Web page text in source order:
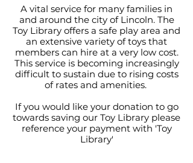
A vital service for many families in
and around the city of Lincoln. The
Toy Library offers a safe play area and
an extensive variety of toys that
members can hire at a very low cost.
This service is becoming increasingly
difficult to sustain due to rising costs
of rates and amenities.
If you would like your donation to go
towards saving our Toy Library please
reference your payment with 'Toy
Library'